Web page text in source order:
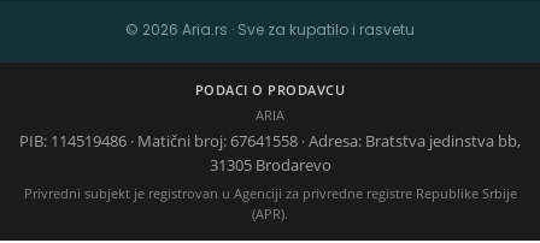
© 2026 Aria.rs · Sve za kupatilo i rasvetu
PODACI O PRODAVCU
ARIA
PIB: 114519486 · Matični broj: 67641558 · Adresa: Bratstva jedinstva bb,
31305 Brodarevo
Privredni subjekt je registrovan u Agenciji za privredne registre Republike Srbije
(APR).